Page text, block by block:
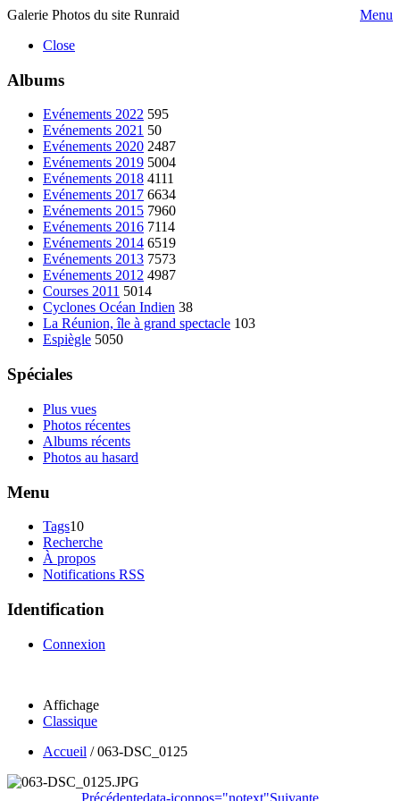
Galerie Photos du site Runraid
Menu
Close
Albums
Evénements 2022 595
Evénements 2021 50
Evénements 2020 2487
Evénements 2019 5004
Evénements 2018 4111
Evénements 2017 6634
Evénements 2015 7960
Evénements 2016 7114
Evénements 2014 6519
Evénements 2013 7573
Evénements 2012 4987
Courses 2011 5014
Cyclones Océan Indien 38
La Réunion, île à grand spectacle 103
Espiègle 5050
Spéciales
Plus vues
Photos récentes
Albums récents
Photos au hasard
Menu
Tags10
Recherche
À propos
Notifications RSS
Identification
Connexion
Affichage
Classique
Accueil /063-DSC_0125
Précédentedata-iconpos="notext"Suivante